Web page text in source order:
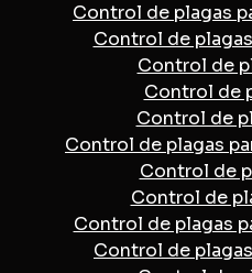
Control de plagas
Control de
Control de
Control de
Control de
Control de plagas
Control de
Control de
Control de plagas
Control de